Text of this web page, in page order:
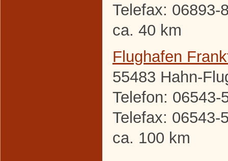
Telefax: 06893-
ca. 40 km
Flughafen
55483 Hahn-
Telefon: 06543-
Telefax: 06543-
ca. 100 km